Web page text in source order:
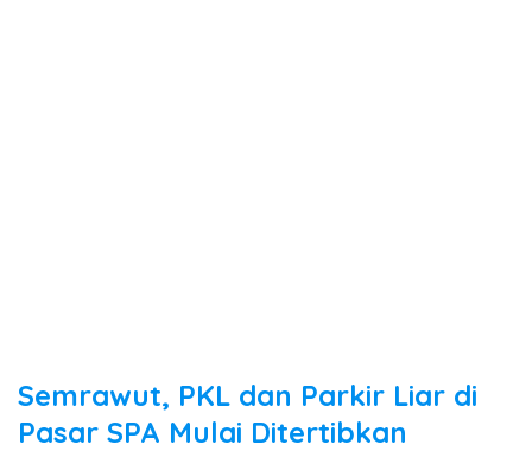
Semrawut, PKL dan Parkir Liar di
Pasar SPA Mulai Ditertibkan